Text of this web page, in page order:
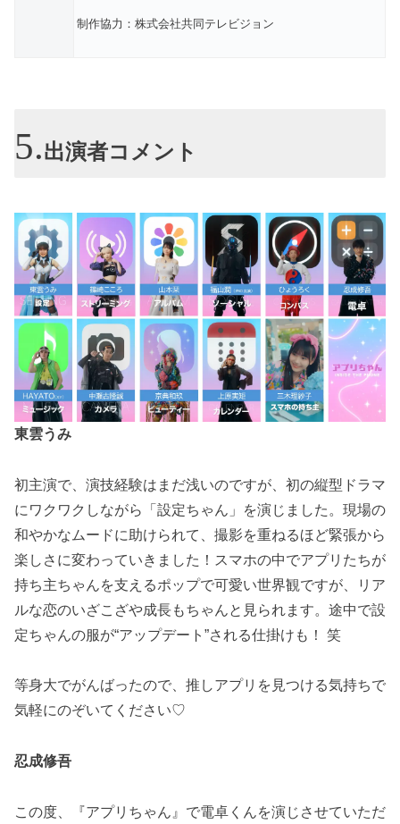
制作協力：株式会社共同テレビジョン
出演者コメント
東雲うみ
初主演で、演技経験はまだ浅いのですが、初の縦型ドラマ
にワクワクしながら「設定ちゃん」を演じました。現場の
和やかなムードに助けられて、撮影を重ねるほど緊張から
楽しさに変わっていきました！スマホの中でアプリたちが
持ち主ちゃんを支えるポップで可愛い世界観ですが、リア
ルな恋のいざこざや成長もちゃんと見られます。途中で設
定ちゃんの服が“アップデート”される仕掛けも！ 笑
等身大でがんばったので、推しアプリを見つける気持ちで
気軽にのぞいてください♡
忍成修吾
この度、『アプリちゃん』で電卓くんを演じさせていただ